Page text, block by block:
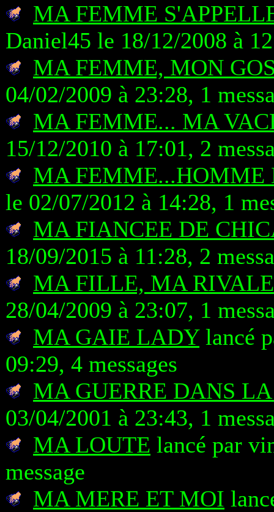
MA FEMME
Daniel45 le 18/12/2008 à
MA FEMME, MON
04/02/2009 à 23:28, 1
MA FEMME... MA
15/12/2010 à 17:01, 2
MA FEMME...HOMME
le 02/07/2012 à 14:28, 1
MA FIANCEE DE
18/09/2015 à 11:28, 2
MA FILLE, MA RIVALE
28/04/2009 à 23:07, 1
MA GAIE LADYlancé
09:29, 4 messages
MA GUERRE DANS
03/04/2001 à 23:43, 1
MA LOUTE lancé par
message
MA MERE ET MOI